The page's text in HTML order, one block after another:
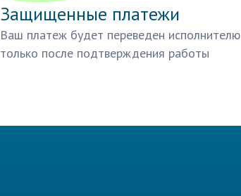
Защищенные платежи
Ваш платеж будет переведен исполнителю
только после подтверждения работы